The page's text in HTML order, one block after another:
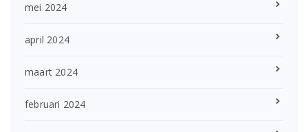
mei 2024
april 2024
maart 2024
februari 2024